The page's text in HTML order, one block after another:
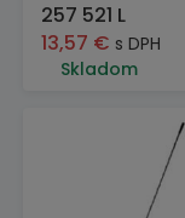
257 521 L
13,57 € s DPH
Skladom